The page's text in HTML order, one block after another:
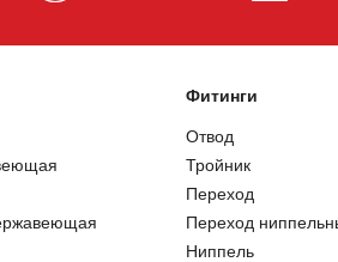
Фитинги
Отвод
Тройник
Переход
Переход
Ниппель